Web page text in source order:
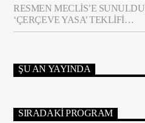
RESMEN MECLIS’E
‘ÇERÇEVE YASA’ TEKLIFI…
ŞU AN YAYINDA
SIRADAKI PROGRAM